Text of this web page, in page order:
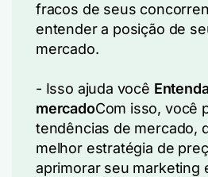
fracos de seus
entender a posição de
mercado.
- Isso ajuda você
mercadoCom isso, você
tendências de mercado,
melhor estratégia de
aprimorar seu marketing